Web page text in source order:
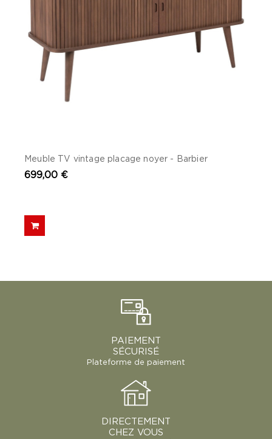
Meuble TV vintage placage noyer - Barbier
699,00 €
PAIEMENT
SÉCURISÉ
Plateforme de paiement
DIRECTEMENT
CHEZ VOUS